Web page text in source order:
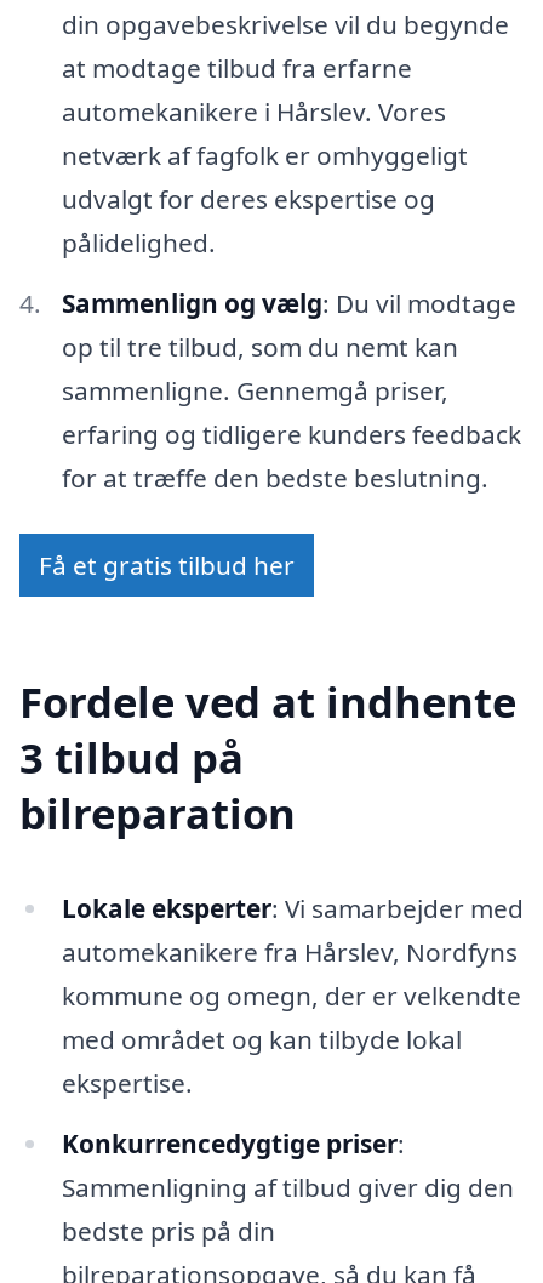
din opgavebeskrivelse vil du begynde
at modtage tilbud fra erfarne
automekanikere i Hårslev. Vores
netværk af fagfolk er omhyggeligt
udvalgt for deres ekspertise og
pålidelighed.
Sammenlign og vælg: Du vil modtage
op til tre tilbud, som du nemt kan
sammenligne. Gennemgå priser,
erfaring og tidligere kunders feedback
for at træffe den bedste beslutning.
Få et gratis tilbud her
Fordele ved at indhente
3 tilbud på
bilreparation
Lokale eksperter: Vi samarbejder med
automekanikere fra Hårslev, Nordfyns
kommune og omegn, der er velkendte
med området og kan tilbyde lokal
ekspertise.
Konkurrencedygtige priser:
Sammenligning af tilbud giver dig den
bedste pris på din
bilreparationsopgave, så du kan få